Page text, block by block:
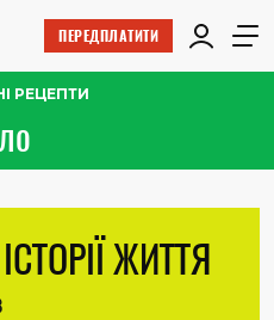
ПЕРЕДПЛАТИТИ
РЕЦЕПТИ
ЖИТТЯ